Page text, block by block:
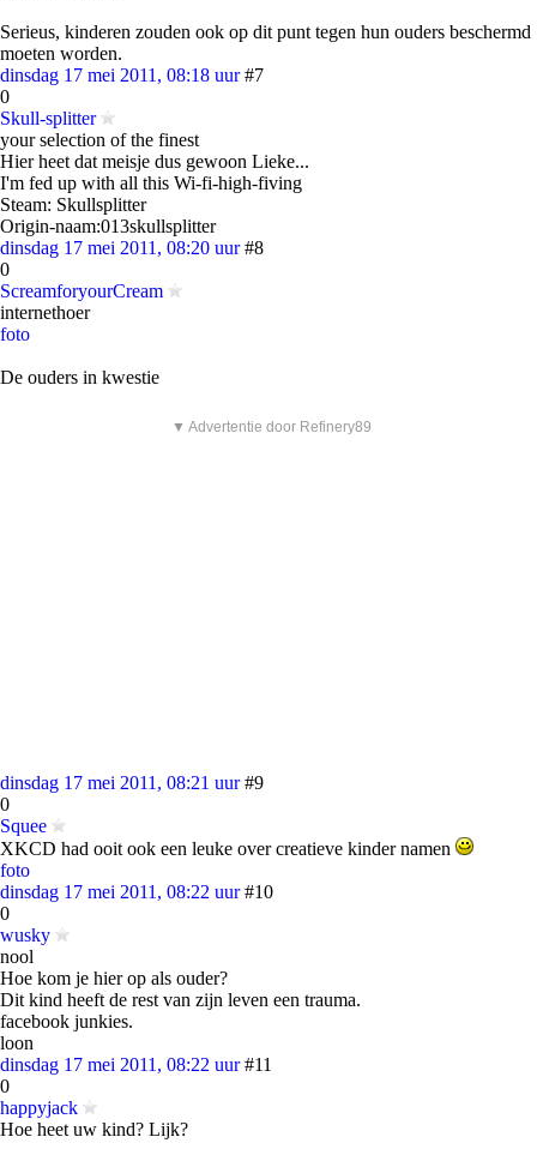
Serieus, kinderen zouden ook op dit punt tegen hun ouders beschermd
moeten worden.
dinsdag 17 mei 2011, 08:18 uur #7
0
Skull-splitter
your selection of the finest
Hier heet dat meisje dus gewoon Lieke...
I'm fed up with all this Wi-fi-high-fiving
Steam: Skullsplitter
Origin-naam:013skullsplitter
dinsdag 17 mei 2011, 08:20 uur #8
0
ScreamforyourCream
internethoer
foto
De ouders in kwestie
▼ Advertentie door Refinery89
dinsdag 17 mei 2011, 08:21 uur #9
0
Squee
XKCD had ooit ook een leuke over creatieve kinder namen
foto
dinsdag 17 mei 2011, 08:22 uur #10
0
wusky
nool
Hoe kom je hier op als ouder?
Dit kind heeft de rest van zijn leven een trauma.
facebook junkies.
loon
dinsdag 17 mei 2011, 08:22 uur #11
0
happyjack
Hoe heet uw kind? Lijk?